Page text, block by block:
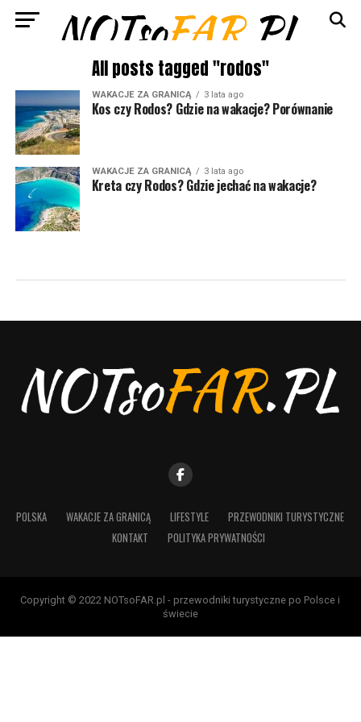
All posts tagged "rodos"
WAKACJE ZA GRANICĄ 3 lata ago
Kos czy Rodos? Gdzie na wakacje? Porównanie
WAKACJE ZA GRANICĄ 3 lata ago
Kreta czy Rodos? Gdzie jechać na wakacje?
POLSKA WAKACJE ZA GRANICĄ LIFESTYLE
PRZEWODNIKI TURYSTYCZNE
KONTAKT
POLITYKA PRYWATNOŚCI
Copyright © 2022 NOTsoFAR.pl - przewodniki turystyczne po Polsce i
świecie